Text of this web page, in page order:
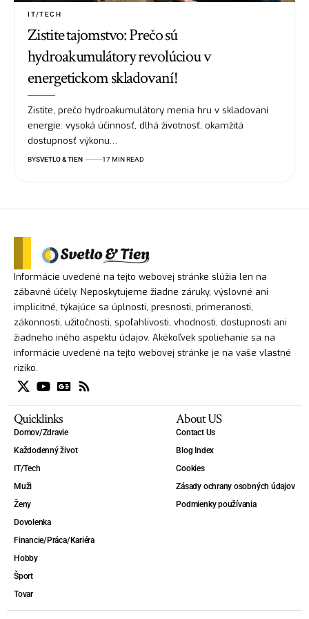
IT/TECH
Zistite tajomstvo: Prečo sú
hydroakumulátory revolúciou v
energetickom skladovaní!
Zistite, prečo hydroakumulátory menia hru v skladovaní
energie: vysoká účinnosť, dlhá životnosť, okamžitá
dostupnosť výkonu…
BYSVETLO & TIEN 17 MIN READ
Informácie uvedené na tejto webovej stránke slúžia len na
zábavné účely. Neposkytujeme žiadne záruky, výslovné ani
implicitné, týkajúce sa úplnosti, presnosti, primeranosti,
zákonnosti, užitočnosti, spoľahlivosti, vhodnosti, dostupnosti ani
žiadneho iného aspektu údajov. Akékoľvek spoliehanie sa na
informácie uvedené na tejto webovej stránke je na vaše vlastné
riziko.
Quicklinks
Domov/Zdravie
Každodenný život
IT/Tech
Muži
Ženy
Dovolenka
Financie/Práca/Kariéra
Hobby
Šport
Tovar
About US
Contact Us
Blog Index
Cookies
Zásady ochrany osobných údajov
Podmienky používania